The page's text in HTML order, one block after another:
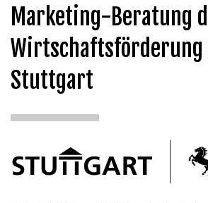
Marketing-Beratung
Wirtschaftsförderung
Stuttgart